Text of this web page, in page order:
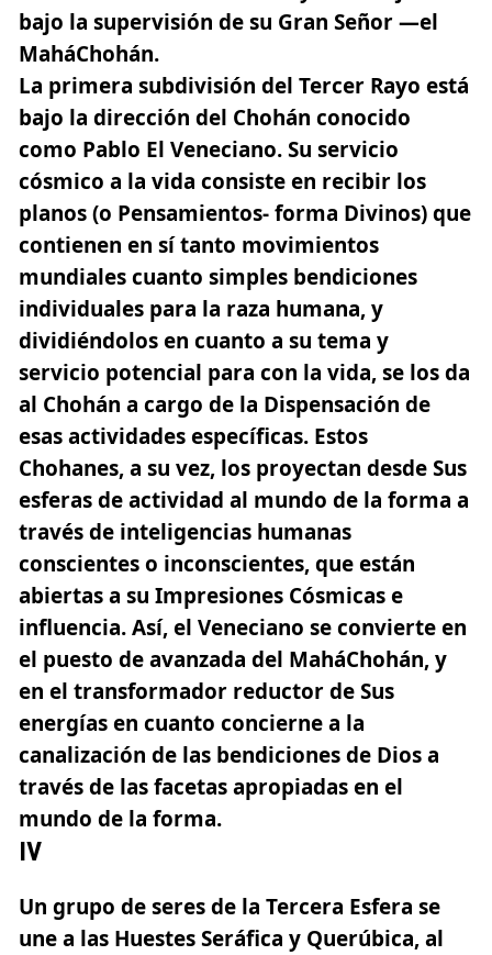
bajo la supervisión de su Gran Señor —el
MaháChohán.
La primera subdivisión del Tercer Rayo está
bajo la dirección del Chohán conocido
como Pablo El Veneciano. Su servicio
cósmico a la vida consiste en recibir los
planos (o Pensamientos- forma Divinos) que
contienen en sí tanto movimientos
mundiales cuanto simples bendiciones
individuales para la raza humana, y
dividiéndolos en cuanto a su tema y
servicio potencial para con la vida, se los da
al Chohán a cargo de la Dispensación de
esas actividades específicas. Estos
Chohanes, a su vez, los proyectan desde Sus
esferas de actividad al mundo de la forma a
través de inteligencias humanas
conscientes o inconscientes,que están
abiertas a su Impresiones Cósmicas e
influencia.Así, el Veneciano se convierte en
el puesto de avanzada del MaháChohán, y
en el transformador reductor de Sus
energías en cuanto concierne a la
canalización de las bendiciones de Dios a
través de las facetas apropiadas en el
mundo de la forma.
IV
Un grupo de seres de la Tercera Esfera se
une a las Huestes Seráfica y Querúbica, al